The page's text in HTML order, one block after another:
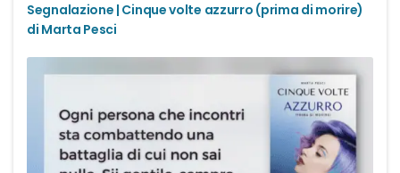
Segnalazione | Cinque volte azzurro (prima di morire)
di Marta Pesci